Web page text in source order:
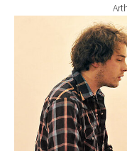
Show larger version